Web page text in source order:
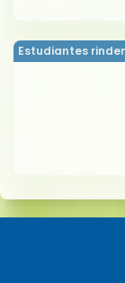
Estudiantes